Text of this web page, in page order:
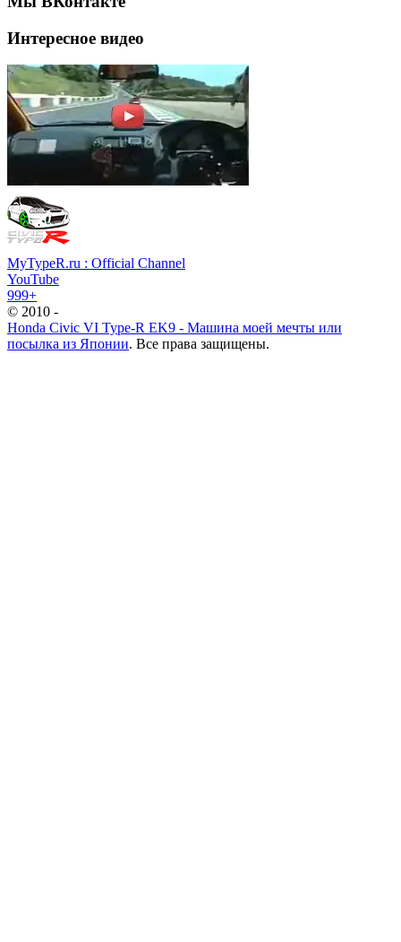
Интересное видео
MyTypeR.ru : Official Channel
YouTube
999+
© 2010 -
Honda Civic VI Type-R EK9 - Машина моей мечты или
посылка из Японии. Все права защищены.